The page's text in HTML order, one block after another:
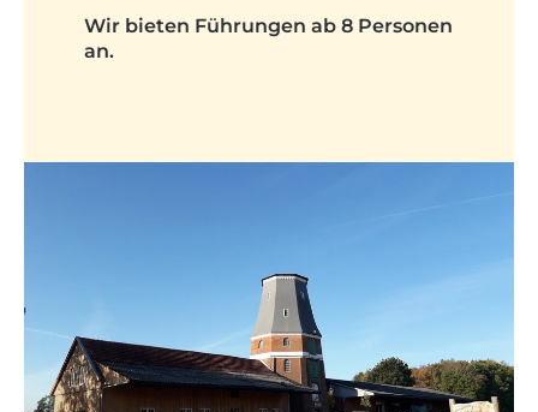
Wir bieten Führungen ab 8 Personen
an.